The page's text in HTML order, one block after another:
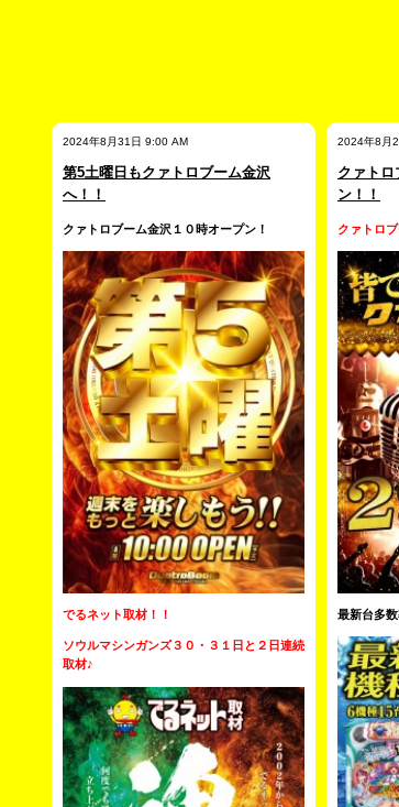
2024年8月31日 9:00 AM
第5土曜日もクァトロブーム金沢
へ！！
クァトロブーム金沢１０時オープン！
でるネット取材！！
ソウルマシンガンズ３０・３１日と２日連続
取材♪
2024年8月
クァトロ
ン！！
クァトロ
最新台多